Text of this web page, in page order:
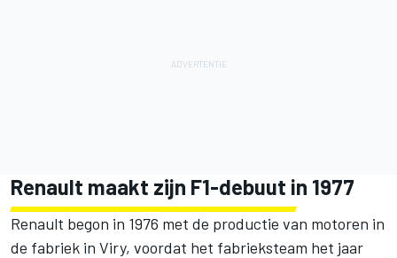
Renault maakt zijn F1-debuut in 1977
Renault begon in 1976 met de productie van motoren in
de fabriek in Viry, voordat het fabrieksteam het jaar